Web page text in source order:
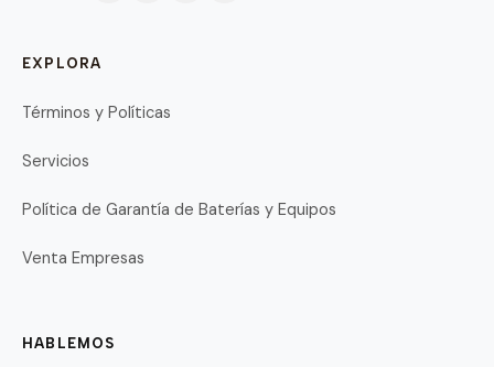
EXPLORA
Términos y Políticas
Servicios
Política de Garantía de Baterías y Equipos
Venta Empresas
HABLEMOS